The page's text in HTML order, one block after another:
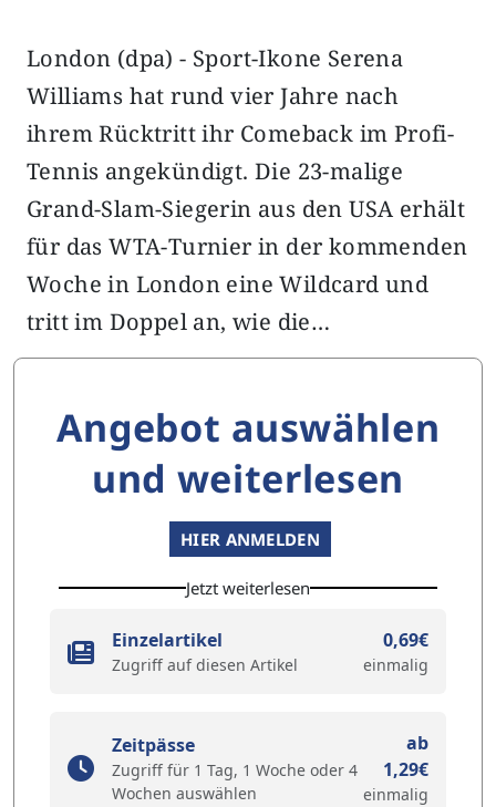
London (dpa) - Sport-Ikone Serena
Williams hat rund vier Jahre nach
ihrem Rücktritt ihr Comeback im Profi-
Tennis angekündigt. Die 23-malige
Grand-Slam-Siegerin aus den USA erhält
für das WTA-Turnier in der kommenden
Woche in London eine Wildcard und
tritt im Doppel an, wie die…
Angebot auswählen
und weiterlesen
HIER ANMELDEN
Jetzt weiterlesen
Einzelartikel
Zugriff auf diesen Artikel
0,69€
einmalig
Zeitpässe
Zugriff für 1 Tag, 1 Woche oder 4
Wochen auswählen
ab
1,29€
einmalig